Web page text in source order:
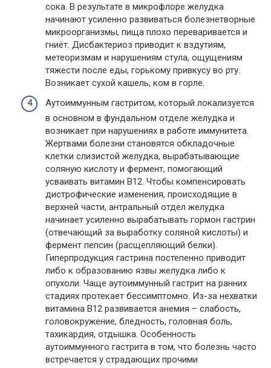
сока. В результате в микрофлоре желудка
начинают усиленно развиваться болезнетворные
микроорганизмы, пища плохо переваривается и
гниёт. Дисбактериоз приводит к вздутиям,
метеоризмам и нарушениям стула, ощущениям
тяжести после еды, горькому привкусу во рту.
Возникает сухой кашель, ком в горле.
Аутоиммунным гастритом, который локализуется
в основном в фундальном отделе желудка и
возникает при нарушениях в работе иммунитета.
Жертвами болезни становятся обкладочные
клетки слизистой желудка, вырабатывающие
соляную кислоту и фермент, помогающий
усваивать витамин В12. Чтобы компенсировать
дистрофические изменения, происходящие в
верхней части, антральный отдел желудка
начинает усиленно вырабатывать гормон гастрин
(отвечающий за выработку соляной кислоты) и
фермент пепсин (расщепляющий белки).
Гиперпродукция гастрина постепенно приводит
либо к образованию язвы желудка либо к
опухоли. Чаще аутоиммунный гастрит на ранних
стадиях протекает бессимптомно. Из-за нехватки
витамина В12 развивается анемия – слабость,
головокружение, бледность, головная боль,
тахикардия, отдышка. Особенность
аутоиммунного гастрита в том, что болезнь часто
встречается у страдающих прочими